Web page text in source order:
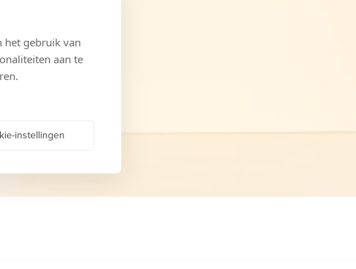
het gebruik van
aan te
instellingen